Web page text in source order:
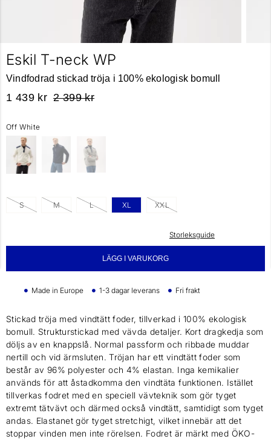
Eskil T-neck WP
Vindfodrad stickad tröja i 100% ekologisk bomull
1 439 kr 2 399 kr
Off White
S M L XL XXL
Storleksguide
LÄGG I VARUKORG
Made in Europe 1-3 dagar leverans Fri frakt
Stickad tröja med vindtätt foder, tillverkad i 100% ekologisk
bomull. Strukturstickad med vävda detaljer. Kort dragkedja som
döljs av en knappslå. Normal passform och ribbade muddar
nertill och vid ärmsluten. Tröjan har ett vindtätt foder som
består av 96% polyester och 4% elastan. Inga kemikalier
används för att åstadkomma den vindtäta funktionen. Istället
tillverkas fodret med en speciell vävteknik som gör tyget
extremt tätvävt och därmed också vindtätt, samtidigt som tyget
andas. Elastanet gör tyget stretchigt, vilket innebär att det
stoppar vinden men inte rörelsen. Fodret är märkt med ÖKO-